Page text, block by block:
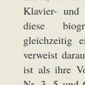
Klavier- und
diese
gleichzeitig
verweist
ist als ihre